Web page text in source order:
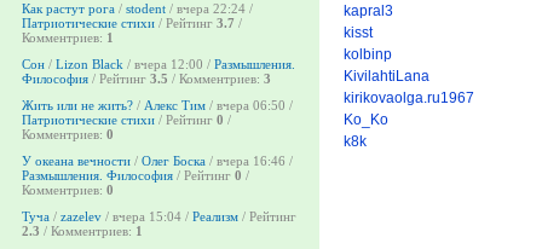
Как растут рога / stodent / вчера 22:24 /
Патриотические стихи / Рейтинг 3.7 /
Комментриев: 1
Сон / Lizon Black / вчера 12:00 / Размышления.
Философия / Рейтинг 3.5 / Комментриев: 3
Жить или не жить? / Алекс Тим / вчера 06:50 /
Патриотические стихи / Рейтинг 0 /
Комментриев: 0
У океана вечности / Олег Боска / вчера 16:46 /
Размышления. Философия / Рейтинг 0 /
Комментриев: 0
Туча / zazelev / вчера 15:04 / Реализм / Рейтинг
2.3 / Комментриев: 1
kapral3
kisst
kolbinp
KivilahtiLana
kirikovaolga.ru1967
Ko_Ko
k8k